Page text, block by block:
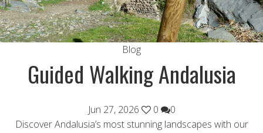
Blog
Guided Walking Andalusia
Jun 27, 2026 0
0
Discover Andalusia’s most stunning landscapes with our